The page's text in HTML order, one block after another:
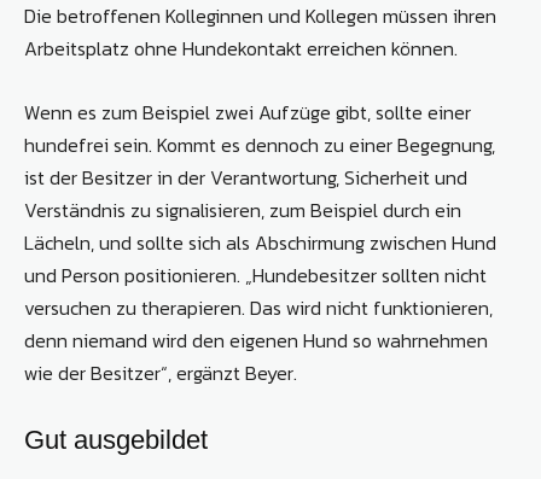
Die betroffenen Kolleginnen und Kollegen müssen ihren
Arbeitsplatz ohne Hundekontakt erreichen können.
Wenn es zum Beispiel zwei Aufzüge gibt, sollte einer
hundefrei sein. Kommt es dennoch zu einer Begegnung,
ist der Besitzer in der Verantwortung, Sicherheit und
Verständnis zu signalisieren, zum Beispiel durch ein
Lächeln, und sollte sich als Abschirmung zwischen Hund
und Person positionieren. „Hundebesitzer sollten nicht
versuchen zu therapieren. Das wird nicht funktionieren,
denn niemand wird den eigenen Hund so wahrnehmen
wie der Besitzer“, ergänzt Beyer.
Gut ausgebildet